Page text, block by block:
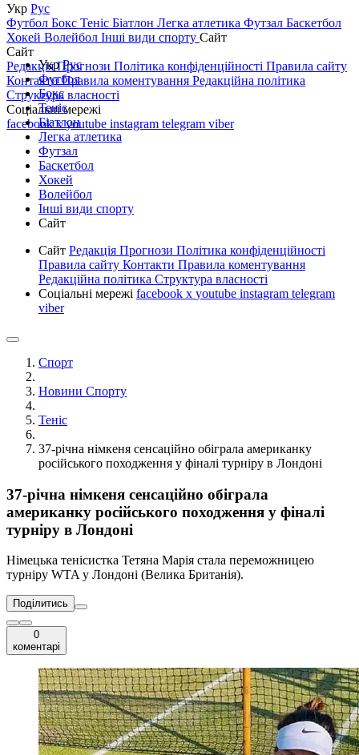
Укр Рус
Футбол Бокс Теніс Біатлон Легка атлетика Футзал Баскетбол
Хокей Волейбол Інші види спорту Сайт
Сайт
РедакціяПрогнози Політика конфіденційності Правила сайту
КонтактиПравила коментування Редакційна політика
Структура власності
Соціальні мережі
facebookxyoutube instagram telegram viber
УкрРус
Футбол
Бокс
Теніс
Біатлон
Легка атлетика
Футзал
Баскетбол
Хокей
Волейбол
Інші види спорту
Сайт
Сайт Редакція Прогнози Політика конфіденційності
Правила сайту Контакти Правила коментування
Редакційна політика Структура власності
Соціальні мережі facebook x youtube instagram telegram
viber
Спорт
Новини Спорту
Теніс
37-річна німкеня сенсаційно обіграла американку
російського походження у фіналі турніру в Лондоні
37-річна німкеня сенсаційно обіграла
американку російського походження у фіналі
турніру в Лондоні
Німецька тенісистка Тетяна Марія стала переможницею
турніру WTA у Лондоні (Велика Британія).
Поділитись
0
коментарі